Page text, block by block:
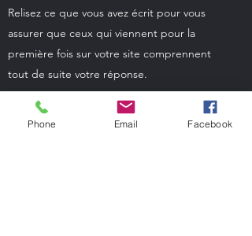
Relisez ce que vous avez écrit pour vous
assurer que ceux qui viennent pour la
première fois sur votre site comprennent
tout de suite votre réponse.
Phone Email Facebook